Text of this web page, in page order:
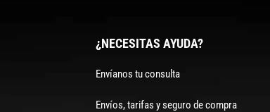
¿NECESITAS AYUDA?
Envíanos tu consulta
Envíos, tarifas y seguro de compra